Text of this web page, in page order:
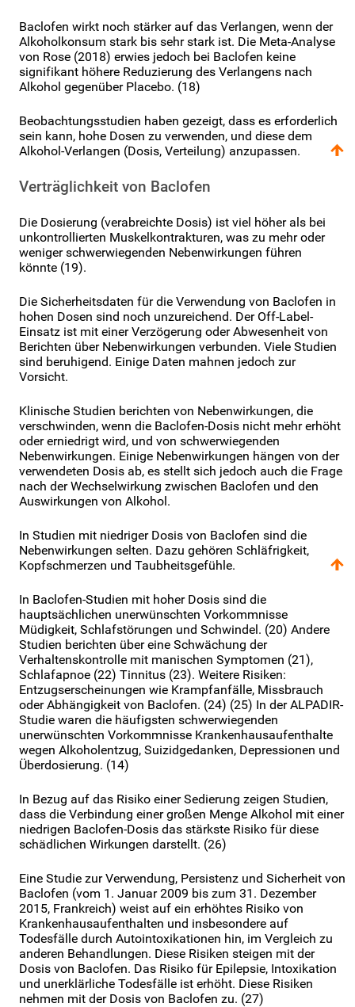
Baclofen wirkt noch stärker auf das Verlangen, wenn der
Alkoholkonsum stark bis sehr stark ist. Die Meta-Analyse
von Rose (2018) erwies jedoch bei Baclofen keine
signifikant höhere Reduzierung des Verlangens nach
Alkohol gegenüber Placebo. (18)
Beobachtungsstudien haben gezeigt, dass es erforderlich
sein kann, hohe Dosen zu verwenden, und diese dem
Alkohol-Verlangen (Dosis, Verteilung) anzupassen.
Verträglichkeit von Baclofen
Die Dosierung (verabreichte Dosis) ist viel höher als bei
unkontrollierten Muskelkontrakturen, was zu mehr oder
weniger schwerwiegenden Nebenwirkungen führen
könnte (19).
Die Sicherheitsdaten für die Verwendung von Baclofen in
hohen Dosen sind noch unzureichend. Der Off-Label-
Einsatz ist mit einer Verzögerung oder Abwesenheit von
Berichten über Nebenwirkungen verbunden. Viele Studien
sind beruhigend. Einige Daten mahnen jedoch zur
Vorsicht.
Klinische Studien berichten von Nebenwirkungen, die
verschwinden, wenn die Baclofen-Dosis nicht mehr erhöht
oder erniedrigt wird, und von schwerwiegenden
Nebenwirkungen. Einige Nebenwirkungen hängen von der
verwendeten Dosis ab, es stellt sich jedoch auch die Frage
nach der Wechselwirkung zwischen Baclofen und den
Auswirkungen von Alkohol.
In Studien mit niedriger Dosis von Baclofen sind die
Nebenwirkungen selten. Dazu gehören Schläfrigkeit,
Kopfschmerzen und Taubheitsgefühle.
In Baclofen-Studien mit hoher Dosis sind die
hauptsächlichen unerwünschten Vorkommnisse
Müdigkeit, Schlafstörungen und Schwindel. (20) Andere
Studien berichten über eine Schwächung der
Verhaltenskontrolle mit manischen Symptomen (21),
Schlafapnoe (22) Tinnitus (23). Weitere Risiken:
Entzugserscheinungen wie Krampfanfälle, Missbrauch
oder Abhängigkeit von Baclofen. (24) (25) In der ALPADIR-
Studie waren die häufigsten schwerwiegenden
unerwünschten Vorkommnisse Krankenhausaufenthalte
wegen Alkoholentzug, Suizidgedanken, Depressionen und
Überdosierung. (14)
In Bezug auf das Risiko einer Sedierung zeigen Studien,
dass die Verbindung einer großen Menge Alkohol mit einer
niedrigen Baclofen-Dosis das stärkste Risiko für diese
schädlichen Wirkungen darstellt. (26)
Eine Studie zur Verwendung, Persistenz und Sicherheit von
Baclofen (vom 1. Januar 2009 bis zum 31. Dezember
2015, Frankreich) weist auf ein erhöhtes Risiko von
Krankenhausaufenthalten und insbesondere auf
Todesfälle durch Autointoxikationen hin, im Vergleich zu
anderen Behandlungen. Diese Risiken steigen mit der
Dosis von Baclofen. Das Risiko für Epilepsie, Intoxikation
und unerklärliche Todesfälle ist erhöht. Diese Risiken
nehmen mit der Dosis von Baclofen zu. (27)